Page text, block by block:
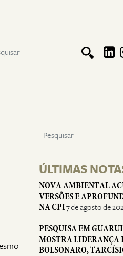
ÚLTIMAS
NOVA AMBIENTAL
VERSÕES E
NA CPI7 de agosto de
PESQUISA EM
MOSTRA LIDERANÇA
BOLSONARO,